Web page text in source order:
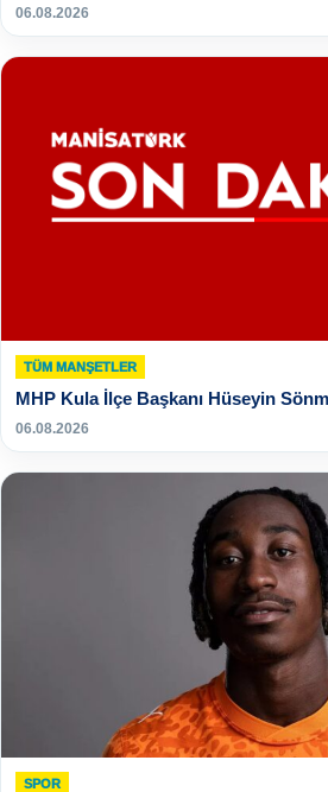
06.08.2026
TÜM MANŞETLER
MHP Kula İlçe Başkanı Hüseyin
06.08.2026
SPOR